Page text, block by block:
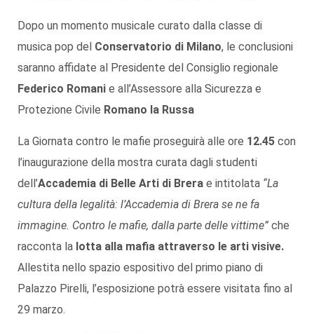
Dopo un momento musicale curato dalla classe di
musica pop del Conservatorio di Milano, le conclusioni
saranno affidate al Presidente del Consiglio regionale
Federico Romani e all’Assessore alla Sicurezza e
Protezione Civile Romano la Russa
La Giornata contro le mafie proseguirà alle ore 12.45 con
l’inaugurazione della mostra curata dagli studenti
dell’Accademia di Belle Arti di Brera e intitolata “La
cultura della legalità: l’Accademia di Brera se ne fa
immagine. Contro le mafie, dalla parte delle vittime” che
racconta la lotta alla mafia attraverso le arti visive.
Allestita nello spazio espositivo del primo piano di
Palazzo Pirelli, l’esposizione potrà essere visitata fino al
29 marzo.